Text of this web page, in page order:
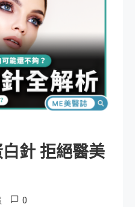
針 拒絕醫美
0